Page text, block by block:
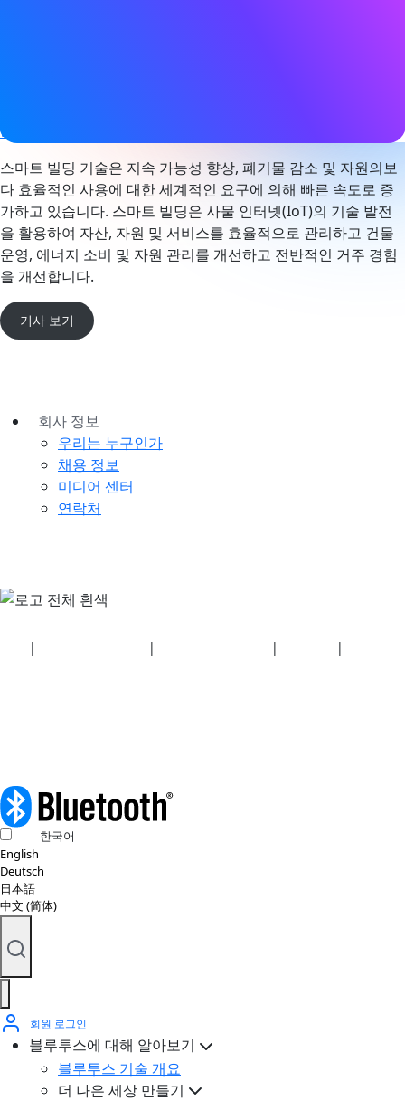
www.iotforall.com
스마트 빌딩 기술은 지속 가능성 향상, 폐기물 감소 및 자원의보
다 효율적인 사용에 대한 세계적인 요구에 의해 빠른 속도로 증
가하고 있습니다. 스마트 빌딩은 사물 인터넷(IoT)의 기술 발전
을 활용하여 자산, 자원 및 서비스를 효율적으로 관리하고 건물
운영, 에너지 소비 및 자원 관리를 개선하고 전반적인 거주 경험
을 개선합니다.
기사 보기
회사 정보
우리는 누구인가
채용 정보
미디어 센터
연락처
| | | |
한국어
English
Deutsch
日本語
中文 (简体)
회원 로그인
블루투스에 대해 알아보기
블루투스 기술 개요
더 나은 세상 만들기